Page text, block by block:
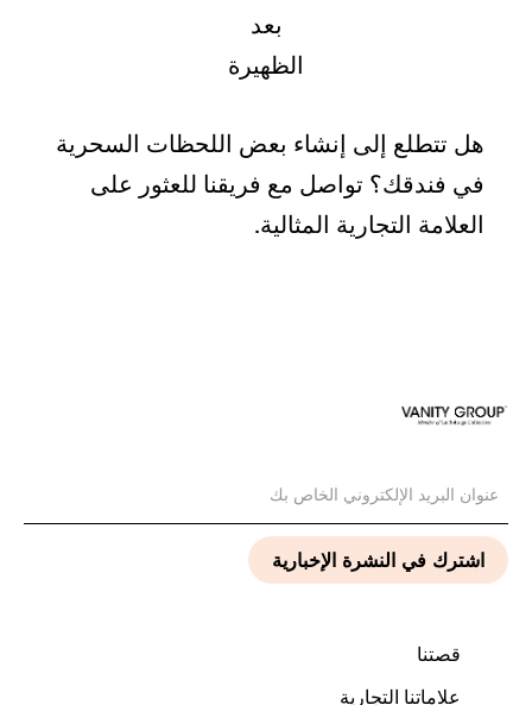
بعد
الظهيرة
هل تتطلع إلى إنشاء بعض اللحظات السحرية
في فندقك؟ تواصل مع فريقنا للعثور على
العلامة التجارية المثالية.
قصتنا
علاماتنا التجارية